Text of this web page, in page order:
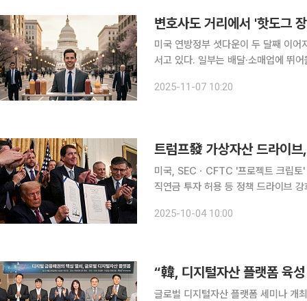
변호사도 거리에서 '핫도그
미국 연방정부 셧다운이 두 달째 이
서고 있다. 일부는 배달·소매업에 뛰
존 전문성을 살리거나 새로운 취미를
2025-11-07 10:20
트럼프發 가상자산 드라이
미국, SECㆍCFTC '프로젝트 크립토
직연금 투자 허용 등 정책 드라이브
토(Project Crypto)'가 출범하고, 스
2025-10-04 10:00
“韓, 디지털자산 플랫폼 육
글로벌 디지털자산 플랫폼 세미나 개최 주요 선진국을 중심으로 디지털자산 패권 경쟁이 심화